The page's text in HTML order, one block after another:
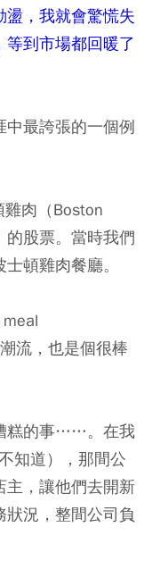
盪，我就會驚慌失
到市場都回暖了
中最誇張的一個例
肉（Boston
的股票。當時我們
頓雞肉餐廳。
流，也是個很棒
糕的事……。在我
知道），那間公
主，讓他們去開新
況，整間公司負